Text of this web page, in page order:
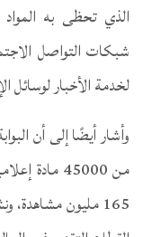
الذي تحظى به المواد
شبكات التواصل
لخدمة الأخبار لوسائل
وأشار أيضًا إلى أن
من 45000
165 مليون